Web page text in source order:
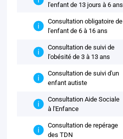
l'enfant de 13 jours à 6 ans
Consultation obligatoire de
l'enfant de 6 à 16 ans
Consultation de suivi de
l'obésité de 3 à 13 ans
Consultation de suivi d'un
enfant autiste
Consultation Aide Sociale
à l'Enfance
Consultation de repérage
des TDN